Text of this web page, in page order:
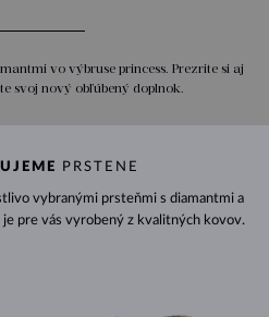
vo výbruse princess. Prezrite si aj
svoj nový obľúbený doplnok.
PRSTENE
vybranými prsteňmi s diamantmi a
pre vás vyrobený z kvalitných kovov.